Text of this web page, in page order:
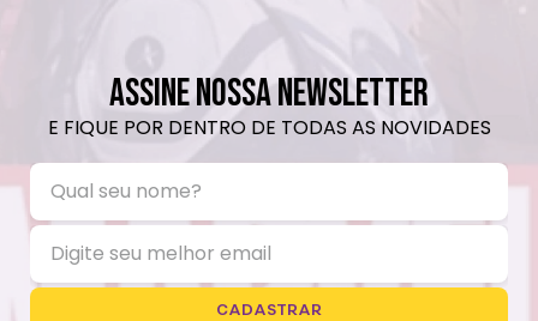
ASSINE NOSSA NEWSLETTER
E FIQUE POR DENTRO DE TODAS AS NOVIDADES
CADASTRAR